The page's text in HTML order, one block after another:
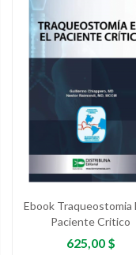
Ebook Traqueostomia
Paciente Critico
Precio
625,00 $